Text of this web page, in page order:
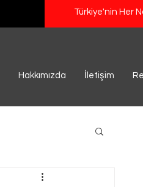
Türkiye'nin Her
Hakkımızda İletişim